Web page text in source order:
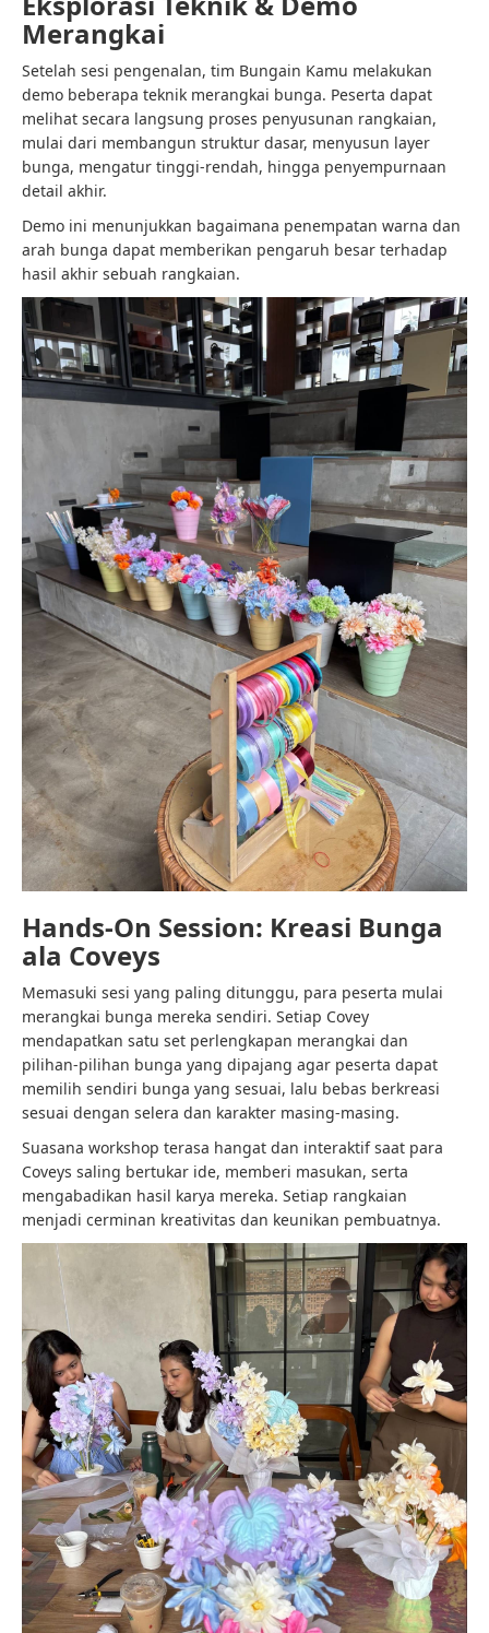
Merangkai
Setelah sesi pengenalan, tim Bungain Kamu melakukan
demo beberapa teknik merangkai bunga. Peserta dapat
melihat secara langsung proses penyusunan rangkaian,
mulai dari membangun struktur dasar, menyusun layer
bunga, mengatur tinggi-rendah, hingga penyempurnaan
detail akhir.
Demo ini menunjukkan bagaimana penempatan warna dan
arah bunga dapat memberikan pengaruh besar terhadap
hasil akhir sebuah rangkaian.
Hands-On Session: Kreasi Bunga
ala Coveys
Memasuki sesi yang paling ditunggu, para peserta mulai
merangkai bunga mereka sendiri. Setiap Covey
mendapatkan satu set perlengkapan merangkai dan
pilihan-pilihan bunga yang dipajang agar peserta dapat
memilih sendiri bunga yang sesuai, lalu bebas berkreasi
sesuai dengan selera dan karakter masing-masing.
Suasana workshop terasa hangat dan interaktif saat para
Coveys saling bertukar ide, memberi masukan, serta
mengabadikan hasil karya mereka. Setiap rangkaian
menjadi cerminan kreativitas dan keunikan pembuatnya.